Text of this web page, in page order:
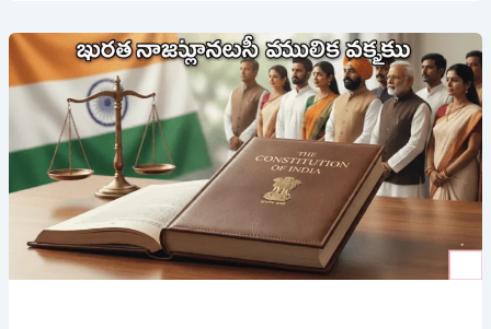
భారత
రాజ్యాంగంలోని
మౌలిక
హక్కులు
|
పూర్తి
వివరణ